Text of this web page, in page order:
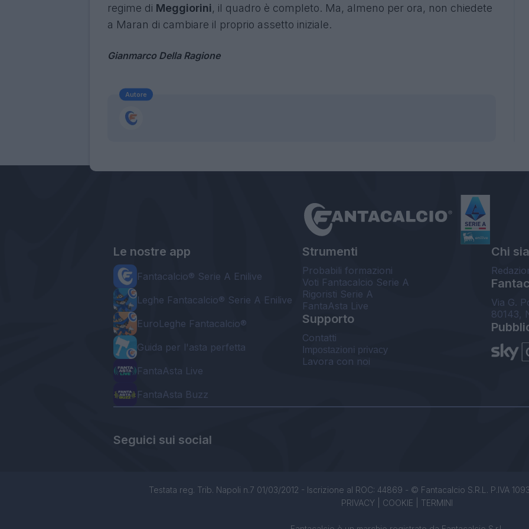
regime di Meggiorini, il quadro è completo. Ma, almeno per ora, non chiedete
a Maran di cambiare il proprio assetto iniziale.
Gianmarco Della Ragione
Autore
Le nostre app
Fantacalcio® Serie A Enilive
Leghe Fantacalcio® Serie A Enilive
EuroLeghe Fantacalcio®
Guida per l'asta perfetta
FantaAsta Live
FantaAsta Buzz
Strumenti
Probabili formazioni
Voti Fantacalcio Serie A
Rigoristi Serie A
FantaAsta Live
Supporto
Contatti
Impostazioni privacy
Lavora con noi
Chi
Via G.
80143,
Seguici sui social
Testata reg. Trib. Napoli n.7 01/03/2012 - Iscrizione al ROC: 44869 - © Fantacalcio S.R.L. P.IVA
PRIVACY| COOKIE TERMINI